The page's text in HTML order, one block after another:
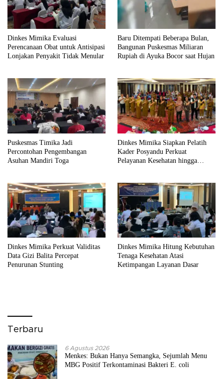
Dinkes Mimika Evaluasi
Perencanaan Obat untuk Antisipasi
Lonjakan Penyakit Tidak Menular
Baru Ditempati Beberapa Bulan,
Bangunan Puskesmas Miliaran
Rupiah di Ayuka Bocor saat Hujan
Puskesmas Timika Jadi
Percontohan Pengembangan
Asuhan Mandiri Toga
Dinkes Mimika Siapkan Pelatih
Kader Posyandu Perkuat
Pelayanan Kesehatan hingga
Dinkes Mimika Perkuat Validitas
Data Gizi Balita Percepat
Penurunan Stunting
Dinkes Mimika Hitung Kebutuhan
Tenaga Kesehatan Atasi
Ketimpangan Layanan Dasar
Terbaru
6 Agustus 2026
Menkes: Bukan Hanya Semangka, Sejumlah Menu
MBG Positif Terkontaminasi Bakteri E. coli